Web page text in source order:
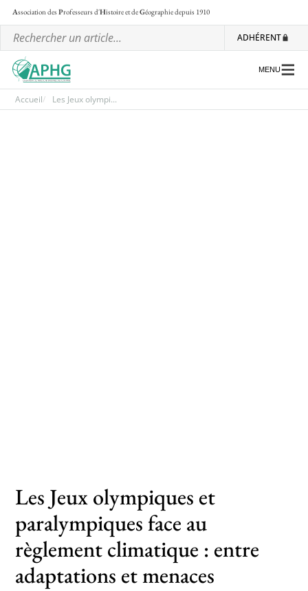
Association desProfesseurs d'Histoire et deGéographiedepuis 1910
ADHÉRENT
Critique d’ouvrages publiés
Culture
MENU
Accueil Les Jeux olympi...
Les Jeux olympiques et
paralympiques face au
règlement climatique : entre
adaptations et menaces